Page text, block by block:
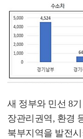
새 정부와 민선 8
장관리권역, 환경
북부지역을 발전